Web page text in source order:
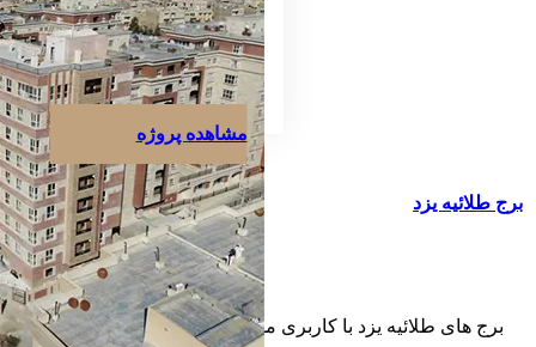
مشاهده پروژه
برج طلائیه یزد
برج های طلائیه یزد با کاربری مسکونی در فاصله بین